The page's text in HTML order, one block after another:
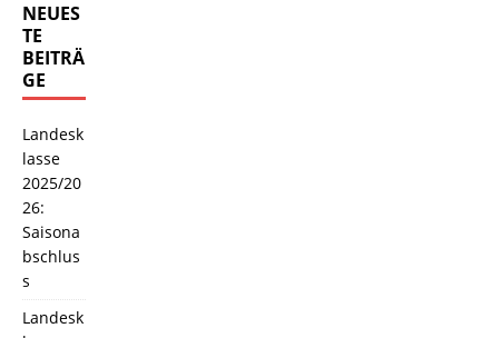
NEUES
TE
BEITRÄ
GE
Landesk
lasse
2025/20
26:
Saisona
bschlus
s
Landesk